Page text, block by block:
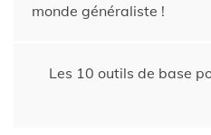
monde généraliste !
Les 10 outils de base